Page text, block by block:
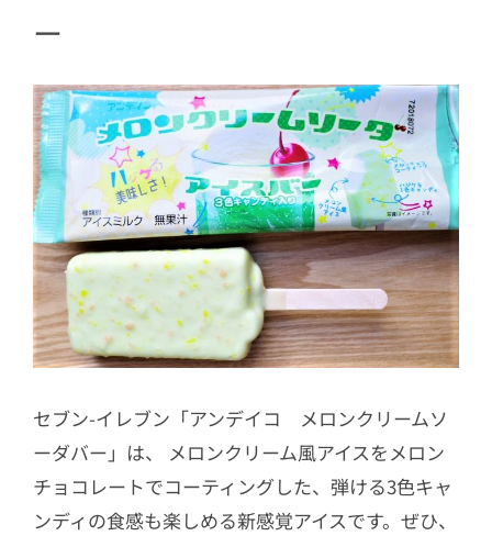
ー
セブン-イレブン「アンデイコ メロンクリームソ
ーダバー」は、 メロンクリーム風アイスをメロン
チョコレートでコーティングした、弾ける3色キャ
ンディの食感も楽しめる新感覚アイスです。ぜひ、